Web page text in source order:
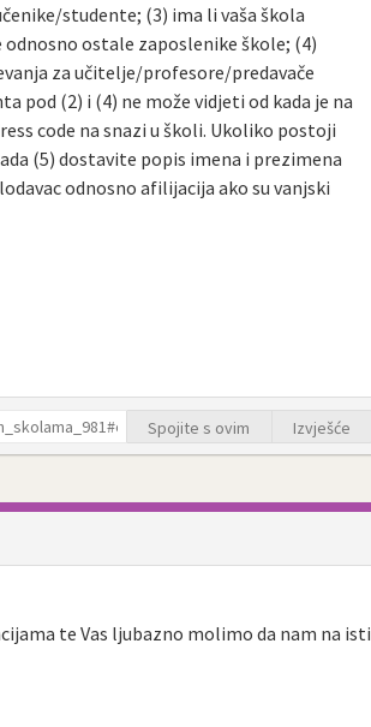
studente; (3) ima li vaša škola
ostale zaposlenike škole; (4)
za učitelje/profesore/predavače
pod (2) i (4) ne može vidjeti od kada je na
code na snazi u školi. Ukoliko postoji
(5) dostavite popis imena i prezimena
odnosno afilijacija ako su vanjski
Spojite s ovim Izvješće
te Vas ljubazno molimo da nam na isti